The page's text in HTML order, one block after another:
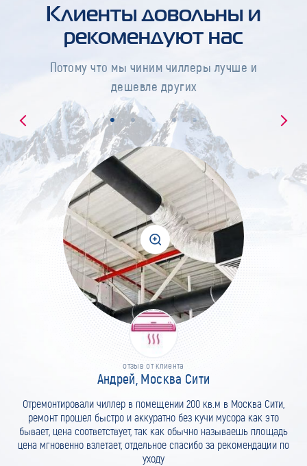
Клиенты довольны и
рекомендуют нас
Потому что мы чиним чиллеры лучше и
дешевле других
отзыв от клиента
Андрей, Москва Сити
Отремонтировали чиллер в помещении 200 кв.м в Москва Сити,
ремонт прошел быстро и аккуратно без кучи мусора как это
бывает, цена соответствует, так как обычно называешь площадь
цена мгновенно взлетает, отдельное спасибо за рекомендации по
уходу